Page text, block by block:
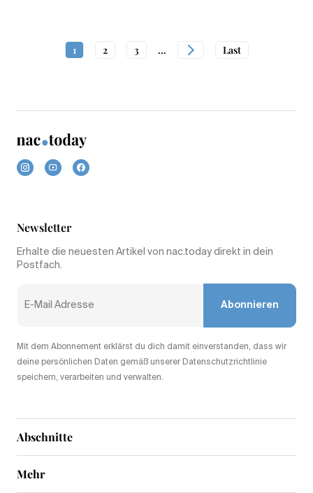
1 2 3 ... Last
Abschnitte
Mehr
Newsletter
Erhalte die neuesten Artikel von nac.today direkt in dein
Postfach.
Abonnieren
Mit dem Abonnement erklärst du dich damit einverstanden, dass wir
deine persönlichen Daten gemäß unserer Datenschutzrichtlinie
speichern, verarbeiten und verwalten.